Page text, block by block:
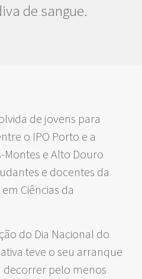
de sangue.
de jovens para
o IPO Porto e a
Montes e Alto Douro
e docentes da
Ciências da
do Dia Nacional do
teve o seu arranque
decorrer pelo menos